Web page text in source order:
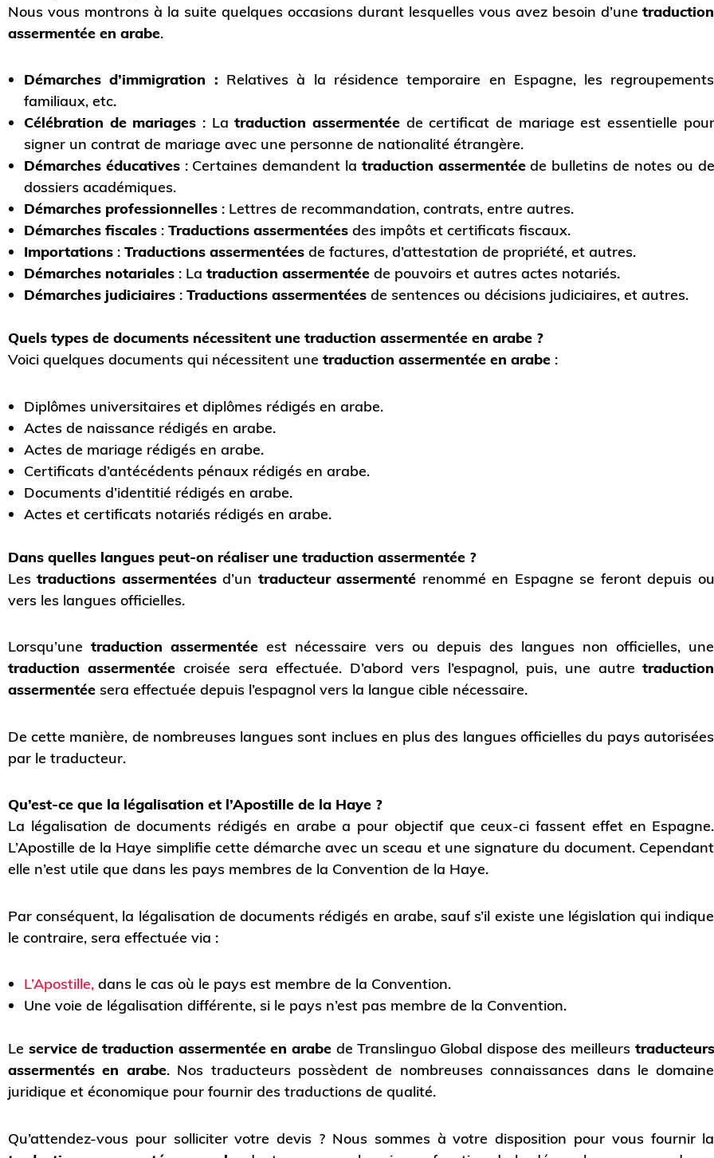
Nous vous montrons à la suite quelques occasions durant lesquelles vous avez besoin d’unetraduction
assermentée en arabe.
Démarches d’immigration : Relatives à la résidence temporaire en Espagne, les regroupements
familiaux, etc.
Célébration de mariages : Latraduction assermentée de certificat de mariage est essentielle pour
signer un contrat de mariage avec une personne de nationalité étrangère.
Démarches éducatives : Certaines demandent la traduction assermentéede bulletins de notes ou de
dossiers académiques.
Démarches professionnelles : Lettres de recommandation, contrats, entre autres.
Démarches fiscales : Traductions assermentées des impôts et certificats fiscaux.
Importations : Traductions assermentées de factures, d’attestation de propriété, et autres.
Démarches notariales : La traduction assermentée de pouvoirs et autres actes notariés.
Démarches judiciaires : Traductions assermentées de sentences ou décisions judiciaires, et autres.
Quels types de documents nécessitent une traduction assermentée en arabe ?
Voici quelques documents qui nécessitent une traduction assermentée en arabe :
Diplômes universitaires et diplômes rédigés en arabe.
Actes de naissance rédigés en arabe.
Actes de mariage rédigés en arabe.
Certificats d’antécédents pénaux rédigés en arabe.
Documents d’identitié rédigés en arabe.
Actes et certificats notariés rédigés en arabe.
Dans quelles langues peut-on réaliser une traduction assermentée ?
Lestraductions assermentéesd’un traducteur assermenté renommé en Espagne se feront depuis ou
vers les langues officielles.
Lorsqu’unetraduction assermentée est nécessaire vers ou depuis des langues non officielles, une
traduction assermentéecroisée sera effectuée. D’abord vers l’espagnol, puis, une autretraduction
assermentée sera effectuée depuis l’espagnol vers la langue cible nécessaire.
De cette manière, de nombreuses langues sont inclues en plus des langues officielles du pays autorisées
par le traducteur.
Qu’est-ce que la légalisation et l’Apostille de la Haye ?
La légalisation de documents rédigés en arabe a pour objectif que ceux-ci fassent effet en Espagne.
L’Apostille de la Haye simplifie cette démarche avec un sceau et une signature du document. Cependant
elle n’est utile que dans les pays membres de la Convention de la Haye.
Par conséquent, la légalisation de documents rédigés en arabe, sauf s’il existe une législation qui indique
le contraire, sera effectuée via :
L’Apostille, dans le cas où le pays est membre de la Convention.
Une voie de légalisation différente, si le pays n’est pas membre de la Convention.
Le service de traduction assermentée en arabe de Translinguo Global dispose des meilleurs traducteurs
assermentés en arabe. Nos traducteurs possèdent de nombreuses connaissances dans le domaine
juridique et économique pour fournir des traductions de qualité.
Qu’attendez-vous pour solliciter votre devis ? Nous sommes à votre disposition pour vous fournir la